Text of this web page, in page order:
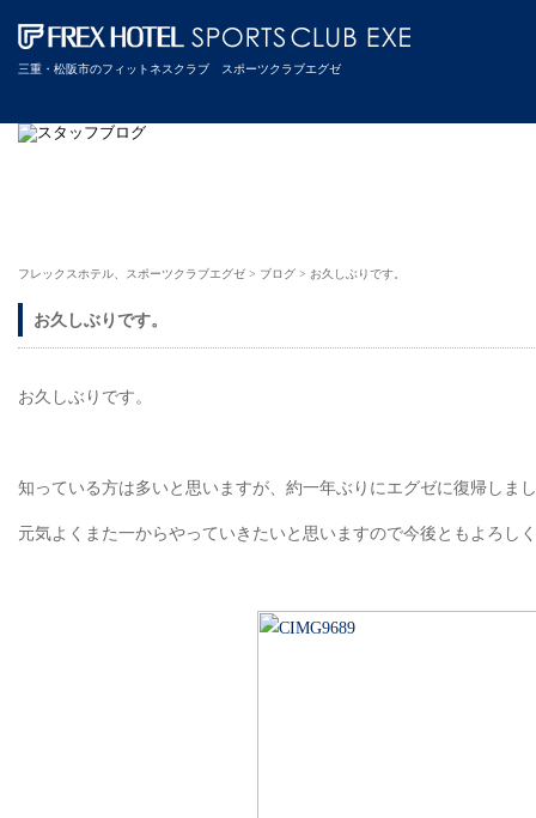
三重・松阪市のフィットネスクラブ スポーツクラブエグゼ
フレックスホテル、スポーツクラブエグゼ > ブログ > お久しぶりです。
お久しぶりです。
お久しぶりです。
知っている方は多いと思いますが、約一年ぶりにエグゼに復帰しま
元気よくまた一からやっていきたいと思いますので今後ともよろし